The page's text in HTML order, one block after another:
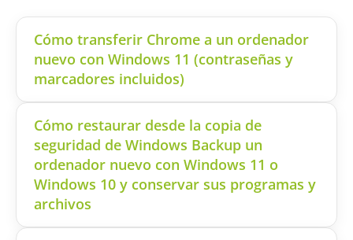
Cómo transferir Chrome a un ordenador
nuevo con Windows 11 (contraseñas y
marcadores incluidos)
Cómo restaurar desde la copia de
seguridad de Windows Backup un
ordenador nuevo con Windows 11 o
Windows 10 y conservar sus programas y
archivos